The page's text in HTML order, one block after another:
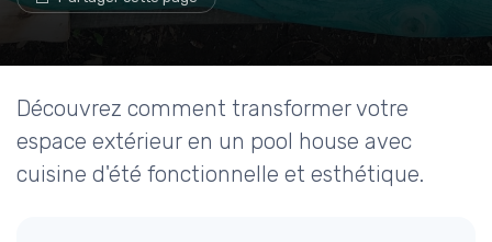
Découvrez comment transformer votre
espace extérieur en un pool house avec
cuisine d'été fonctionnelle et esthétique.